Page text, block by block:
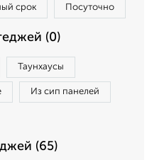
срок Посуточно
(0)
Таунхаусы
Из сип панелей
(65)